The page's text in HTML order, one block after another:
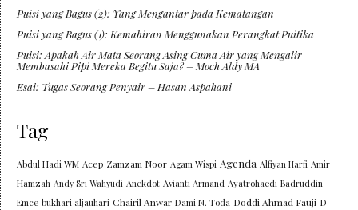
Puisi yang Bagus (2): Yang Mengantar pada Kematangan
Puisi yang Bagus (1): Kemahiran Menggunakan Perangkat Puitika
Puisi: Apakah Air Mata Seorang Asing Cuma Air yang Mengalir
Membasahi Pipi Mereka Begitu Saja? – Moch Aldy MA
Esai: Tugas Seorang Penyair – Hasan Aspahani
Tag
Abdul Hadi WM Acep Zamzam Noor Agam Wispi Agenda Alfiyan Harfi Amir
Hamzah Andy Sri Wahyudi Anekdot Avianti Armand Ayatrohaedi Badruddin
Emce bukhari aljauhari Chairil Anwar Dami N. Toda Doddi Ahmad Fauji D